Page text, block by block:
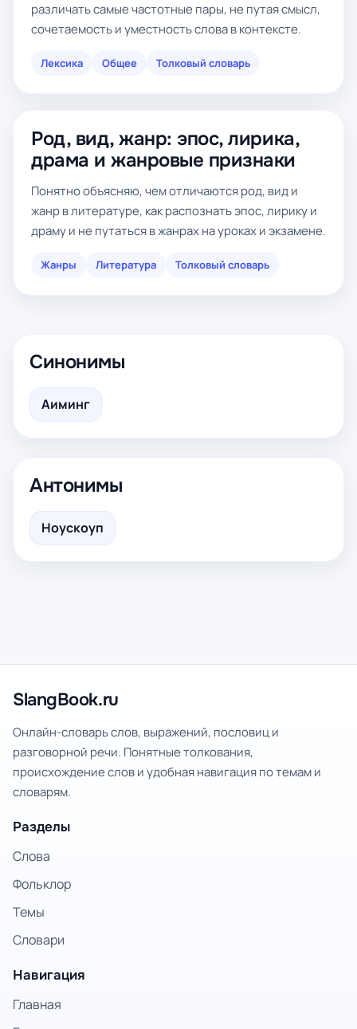
различать самые частотные пары, не путая смысл,
сочетаемость и уместность слова в контексте.
Лексика Общее Толковый словарь
Род, вид, жанр: эпос, лирика,
драма и жанровые признаки
Понятно объясняю, чем отличаются род, вид и
жанр в литературе, как распознать эпос, лирику и
драму и не путаться в жанрах на уроках и экзамене.
Жанры Литература Толковый словарь
Синонимы
Аиминг
Антонимы
Ноускоуп
SlangBook.ru
Онлайн-словарь слов, выражений, пословиц и
разговорной речи. Понятные толкования,
происхождение слов и удобная навигация по темам и
словарям.
Разделы
Слова
Фольклор
Темы
Словари
Навигация
Главная